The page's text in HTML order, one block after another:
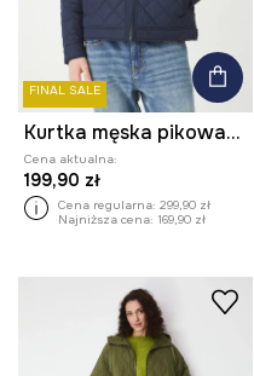
FINAL SALE
Kurtka męska pikowana kolor granatowy
Cena aktualna:
199,90 zł
Cena regularna: 299,90 zł
Najniższa cena: 169,90 zł